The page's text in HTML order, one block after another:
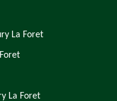
La Foret
La Foret